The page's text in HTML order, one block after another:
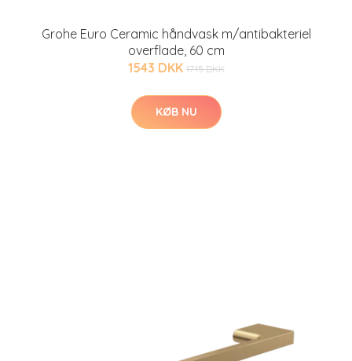
Grohe Euro Ceramic håndvask m/antibakteriel
overflade, 60 cm
1543 DKK 1715 DKK
KØB NU